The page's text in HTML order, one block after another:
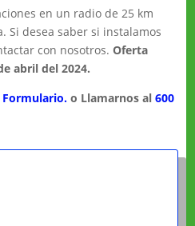
en un radio de 25 km
Si desea saber si instalamos
con nosotros.Oferta
abril del 2024.
Formulario. o Llamarnos al600